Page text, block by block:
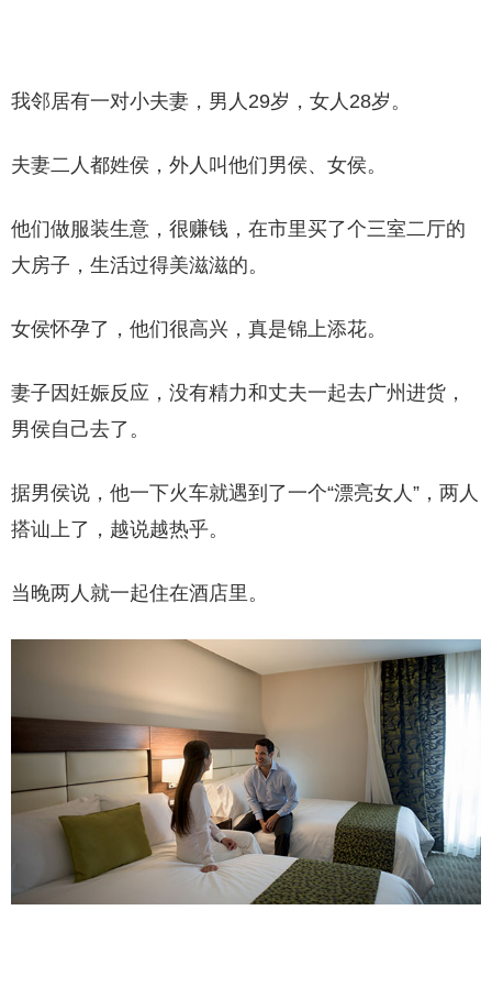
我邻居有一对小夫妻，男人29岁，女人28岁。
夫妻二人都姓侯，外人叫他们男侯、女侯。
他们做服装生意，很赚钱，在市里买了个三室二厅的
大房子，生活过得美滋滋的。
女侯怀孕了，他们很高兴，真是锦上添花。
妻子因妊娠反应，没有精力和丈夫一起去广州进货，
男侯自己去了。
据男侯说，他一下火车就遇到了一个“漂亮女人”，两人
搭讪上了，越说越热乎。
当晚两人就一起住在酒店里。